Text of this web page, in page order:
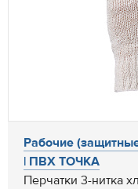
Рабочие
| ПВХ ТОЧКА
Перчатки 3-нитка